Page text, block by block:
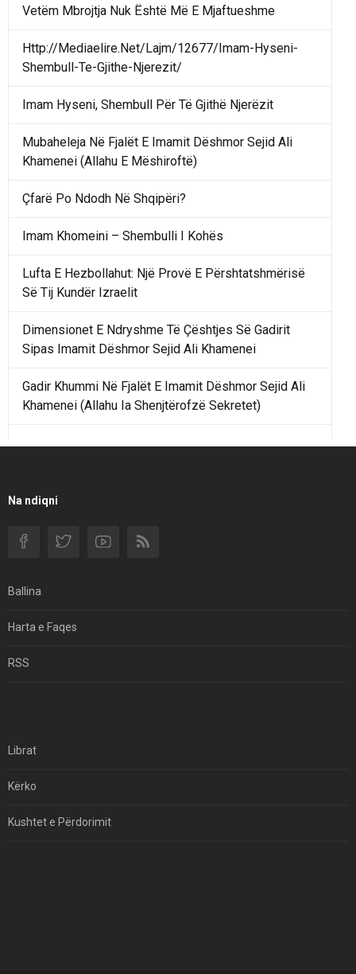
Vetëm Mbrojtja Nuk Është Më E Mjaftueshme
Http://Mediaelire.Net/Lajm/12677/Imam-Hyseni-
Shembull-Te-Gjithe-Njerezit/
Imam Hyseni, Shembull Për Të Gjithë Njerëzit
Mubaheleja Në Fjalët E Imamit Dëshmor Sejid Ali
Khamenei (Allahu E Mëshiroftë)
Çfarë Po Ndodh Në Shqipëri?
Imam Khomeini – Shembulli I Kohës
Lufta E Hezbollahut: Një Provë E Përshtatshmërisë
Së Tij Kundër Izraelit
Dimensionet E Ndryshme Të Çështjes Së Gadirit
Sipas Imamit Dëshmor Sejid Ali Khamenei
Gadir Khummi Në Fjalët E Imamit Dëshmor Sejid Ali
Khamenei (Allahu Ia Shenjtërofzë Sekretet)
Filmi I Shkurtër Iranian “Pasta Alfredo” Ka Udhëtuar
Na ndiqni
Ballina
Harta e Faqes
RSS
Librat
Kërko
Kushtet e Përdorimit